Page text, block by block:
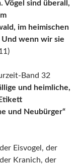
Vögel sind überall,
im heimischen
wenn wir sie
Band 32
und heimliche,
und Neubürger“
Eisvogel, der
Kranich, der